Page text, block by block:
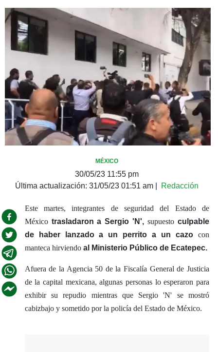
MÉXICO
30/05/23 11:55 pm
Última actualización: 31/05/23 01:51 am| Redacción
Este martes, integrantes de seguridad del Estado de
México trasladaron a Sergio 'N', supuesto culpable
de haber lanzado a un perrito a un cazo con
manteca hirviendo al Ministerio Público de Ecatepec.
Afuera de la Agencia 50 de la Fiscalía General de Justicia
de la capital mexicana, algunas personas lo esperaron para
exhibir su repudio mientras que Sergio 'N' se mostró
cabizbajo y sometido por la policía del Estado de México.